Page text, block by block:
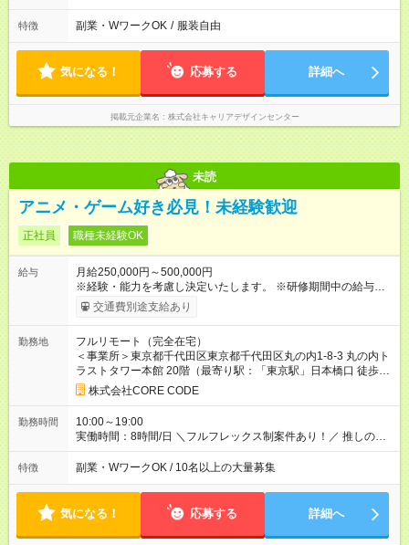
特徴 副業・WワークOK / 服装自由
気になる！ 応募する 詳細へ
掲載元企業名 株式会社キャリアデザインセンター
未読
アニメ・ゲーム好き必見！未経験歓迎
正社員 職種未経験OK
給与
月給250,000円～500,000円
※経験・能力を考慮し決定いたします。 ※研修期間中の給与は
月収21万円～となります。 （残業代は別途全額支給） 【試用期
間】試用期間あり 試用期間の長さ：6ヶ月 ※ 雇用形態と給与
（契約社員） 給与：月給 210,000円 ～ 500,000円 経験・能力を
考慮し決定いたします。 試用期間と研修期間は異なります ∟試
用期間：6ヶ月 ∟研修期間：12ヶ月 試用期間中の雇用形態は契
約社員となりますが、そのほか待遇は異なりません。 ■試用期間
中の給与は支社により異なります。 本求人では東京本社の給与
額を記載しています。 ■ 試用期間中・研修期間中は 住宅補助な
どの福利厚生が一部制限されます
交通費別途支給あり
勤務地
フルリモート（完全在宅）
＜事業所＞東京都千代田区東京都千代田区丸の内1-8-3 丸の内ト
ラストタワー本館 20階（最寄り駅：「東京駅」日本橋口 徒歩1
分）株式会社CORE CODE
勤務時間
10:00～19:00
実働時間：8時間/日 ＼フルフレックス制案件あり！／ 推しのア
ニメをいち早くチェックできる オンラインゲームの開始時間を
考慮しなくても良い◎ ◎実働8時間（休憩1時間） ◎プロジェク
特徴 副業・WワークOK / 10名以上の大量募集
気になる！ 応募する 詳細へ